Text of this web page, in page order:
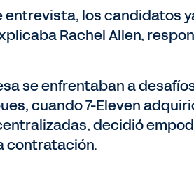
entrevista, los candidatos
Rachel Allen,
se enfrentaban a
cuando 7-Eleven
decidió
contratación.